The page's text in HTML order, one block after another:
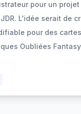
pour un
L'idée serait de
pour des
Oubliées